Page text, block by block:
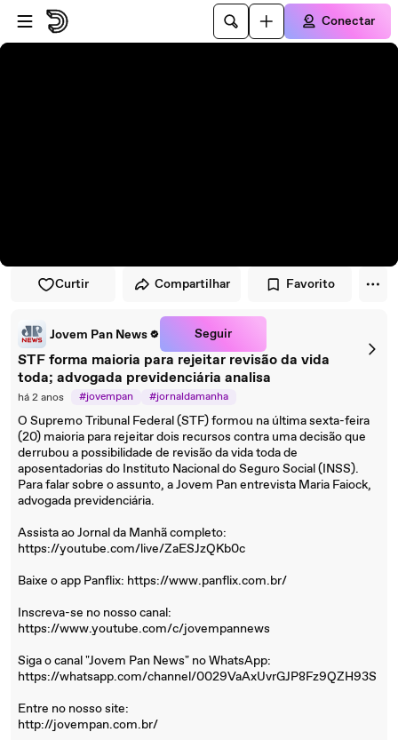
Pular para o player
Ir para o conteúdo principal
Conectar
Curtir Compartilhar Favorito
Jovem Pan News Seguir
STF forma maioria para rejeitar revisão da vida
toda; advogada previdenciária analisa
há 2 anos #jovempan #jornaldamanha
O Supremo Tribunal Federal (STF) formou na última sexta-feira
(20) maioria para rejeitar dois recursos contra uma decisão que
derrubou a possibilidade de revisão da vida toda de
aposentadorias do Instituto Nacional do Seguro Social (INSS).
Para falar sobre o assunto, a Jovem Pan entrevista Maria Faiock,
advogada previdenciária.
Assista ao Jornal da Manhã completo:
https://youtube.com/live/ZaESJzQKb0c
Baixe o app Panflix: https://www.panflix.com.br/
Inscreva-se no nosso canal:
https://www.youtube.com/c/jovempannews
Siga o canal "Jovem Pan News" no WhatsApp:
https://whatsapp.com/channel/0029VaAxUvrGJP8Fz9QZH93S
Entre no nosso site:
http://jovempan.com.br/